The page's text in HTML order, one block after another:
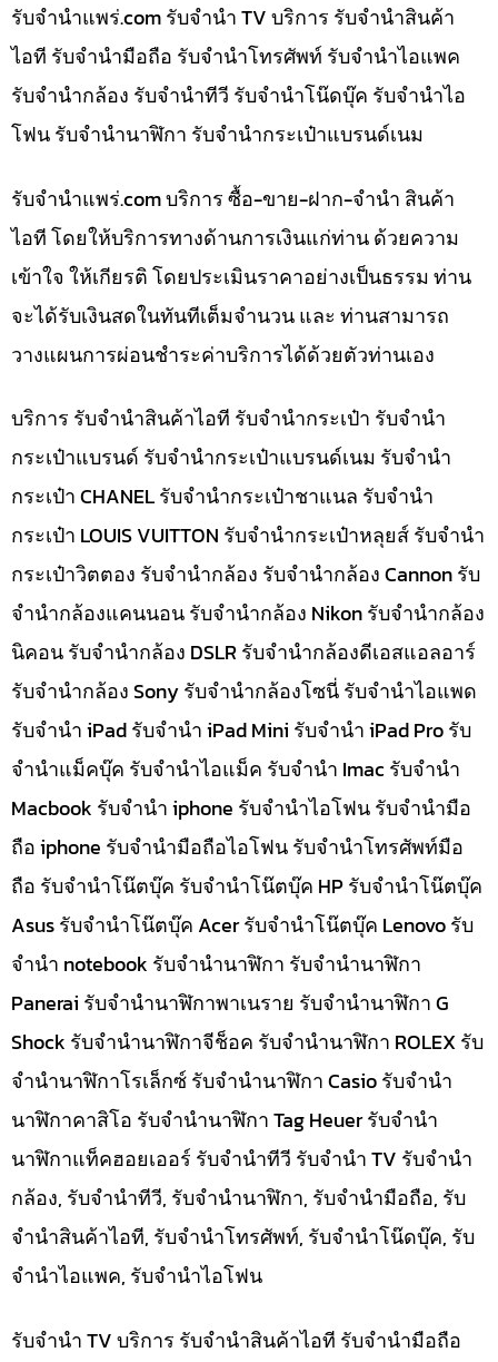
รับจํานําแพร่.com รับจำนำ TV บริการ รับจำนำสินค้า
ไอที รับจำนำมือถือ รับจำนำโทรศัพท์ รับจำนำไอแพค
รับจำนำกล้อง รับจำนำทีวี รับจำนำโน๊ดบุ๊ค รับจำนำไอ
โฟน รับจำนำนาฬิกา รับจำนำกระเป๋าแบรนด์เนม
รับจํานําแพร่.com บริการ ซื้อ-ขาย-ฝาก-จำนำ สินค้า
ไอที โดยให้บริการทางด้านการเงินแก่ท่าน ด้วยความ
เข้าใจ ให้เกียรติ โดยประเมินราคาอย่างเป็นธรรม ท่าน
จะได้รับเงินสดในทันทีเต็มจำนวน และ ท่านสามารถ
วางแผนการผ่อนชำระค่าบริการได้ด้วยตัวท่านเอง
บริการ รับจำนำสินค้าไอที รับจำนำกระเป๋า รับจำนำ
กระเป๋าแบรนด์ รับจำนำกระเป๋าแบรนด์เนม รับจำนำ
กระเป๋า CHANEL รับจำนำกระเป๋าชาแนล รับจำนำ
กระเป๋า LOUIS VUITTON รับจำนำกระเป๋าหลุยส์ รับจำนำ
กระเป๋าวิตตอง รับจำนำกล้อง รับจำนำกล้อง Cannon รับ
จำนำกล้องแคนนอน รับจำนำกล้อง Nikon รับจำนำกล้อง
นิคอน รับจำนำกล้อง DSLR รับจำนำกล้องดีเอสแอลอาร์
รับจำนำกล้อง Sony รับจำนำกล้องโซนี่ รับจำนำไอแพด
รับจำนำ iPad รับจำนำ iPad Mini รับจำนำ iPad Pro รับ
จำนำแม็คบุ๊ค รับจำนำไอแม็ค รับจำนำ Imac รับจำนำ
Macbook รับจำนำ iphone รับจำนำไอโฟน รับจำนำมือ
ถือ iphone รับจำนำมือถือไอโฟน รับจำนำโทรศัพท์มือ
ถือ รับจำนำโน๊ตบุ๊ค รับจำนำโน๊ตบุ๊ค HP รับจำนำโน๊ตบุ๊ค
Asus รับจำนำโน๊ตบุ๊ค Acer รับจำนำโน๊ตบุ๊ค Lenovo รับ
จำนำ notebook รับจำนำนาฬิกา รับจำนำนาฬิกา
Panerai รับจำนำนาฬิกาพาเนราย รับจำนำนาฬิกา G
Shock รับจำนำนาฬิกาจีช็อค รับจำนำนาฬิกา ROLEX รับ
จำนำนาฬิกาโรเล็กซ์ รับจำนำนาฬิกา Casio รับจำนำ
นาฬิกาคาสิโอ รับจำนำนาฬิกา Tag Heuer รับจำนำ
นาฬิกาแท็คฮอยเออร์ รับจำนำทีวี รับจำนำ TV รับจำนำ
กล้อง, รับจำนำทีวี, รับจำนำนาฬิกา, รับจำนำมือถือ, รับ
จำนำสินค้าไอที, รับจำนำโทรศัพท์, รับจำนำโน๊ดบุ๊ค, รับ
จำนำไอแพค, รับจำนำไอโฟน
รับจำนำ TV บริการ รับจำนำสินค้าไอที รับจำนำมือถือ